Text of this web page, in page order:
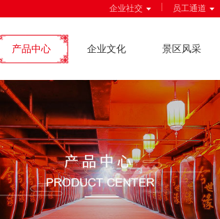
企业社交 员工通道
产品中心 企业文化 景区风采